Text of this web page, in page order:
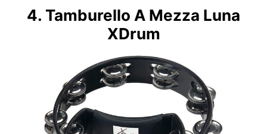
4. Tamburello A Mezza Luna
XDrum